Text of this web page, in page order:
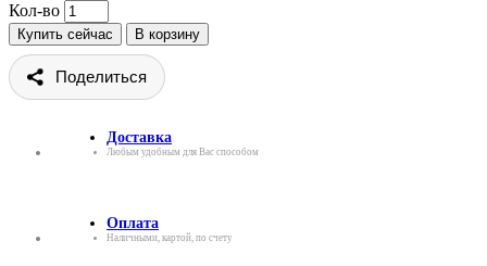
Кол-во
Купить сейчас В корзину
Поделиться
Доставка
Любым удобным для Вас способом
Оплата
Наличными, картой, по счету